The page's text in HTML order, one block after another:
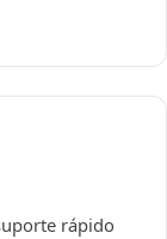
rápido